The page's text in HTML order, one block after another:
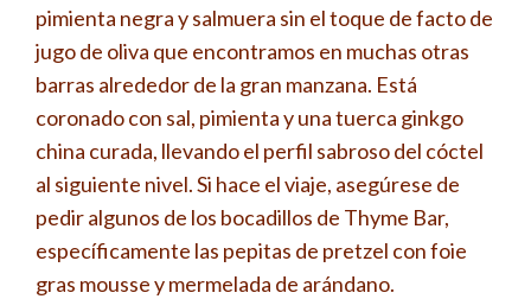
pimienta negra y salmuera sin el toque de facto de
jugo de oliva que encontramos en muchas otras
barras alrededor de la gran manzana. Está
coronado con sal, pimienta y una tuerca ginkgo
china curada, llevando el perfil sabroso del cóctel
al siguiente nivel. Si hace el viaje, asegúrese de
pedir algunos de los bocadillos de Thyme Bar,
específicamente las pepitas de pretzel con foie
gras mousse y mermelada de arándano.